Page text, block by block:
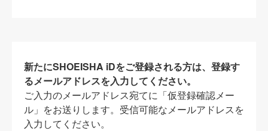
新たにSHOEISHA iDをご登録される方は、登録す
るメールアドレスを入力してください。
ご入力のメールアドレス宛てに「仮登録確認メー
ル」をお送りします。受信可能なメールアドレスを
入力してください。